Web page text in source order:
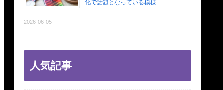
化で話題となっている模様
2026-06-05
人気記事